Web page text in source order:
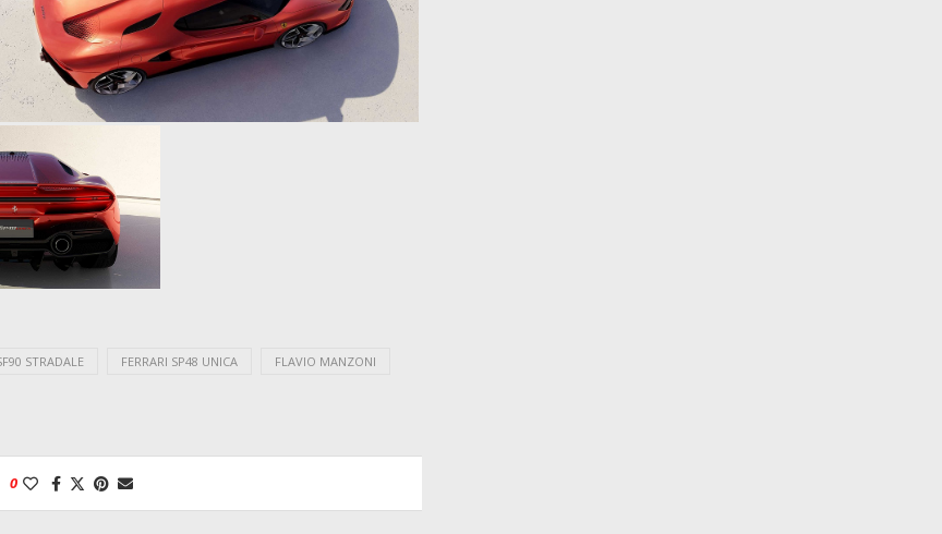
STRADALE FERRARI SP48 UNICA FLAVIO MANZONI
0